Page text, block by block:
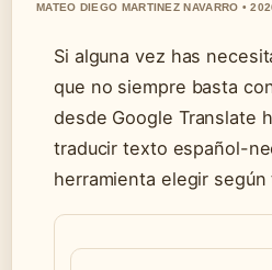
MATEO DIEGO MARTINEZ NAVARRO •
Si alguna vez has
que no siempre basta
desde Google Translate
traducir texto español-
herramienta elegir según